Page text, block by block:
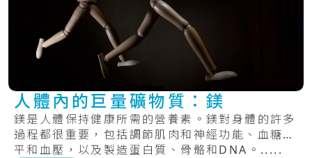
人體內的巨量礦物質：鎂
鎂是人體保持健康所需的營養素。鎂對身體的許多
過程都很重要，包括調節肌肉和神經功能、血糖水
平和血壓，以及製造蛋白質、骨骼和DNA。.....